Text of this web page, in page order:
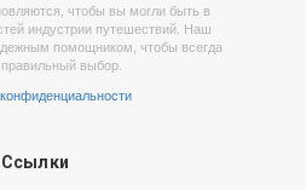
чтобы вы могли быть в
индустрии путешествий. Наш
помощником, чтобы всегда
выбор.
Ссылки